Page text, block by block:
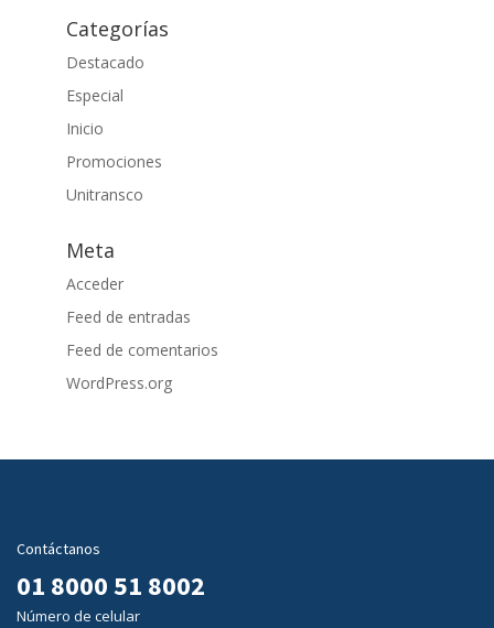
Categorías
Destacado
Especial
Inicio
Promociones
Unitransco
Meta
Acceder
Feed de entradas
Feed de comentarios
WordPress.org
Contáctanos
01 8000 51 8002
Número de celular